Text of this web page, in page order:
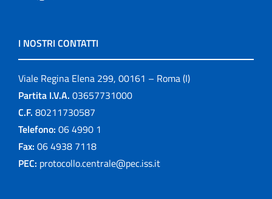
I NOSTRI CONTATTI
Viale Regina Elena 299, 00161 – Roma (I)
Partita I.V.A. 03657731000
C.F. 80211730587
Telefono: 06 4990 1
Fax: 06 4938 7118
PEC: protocollo.centrale@pec.iss.it